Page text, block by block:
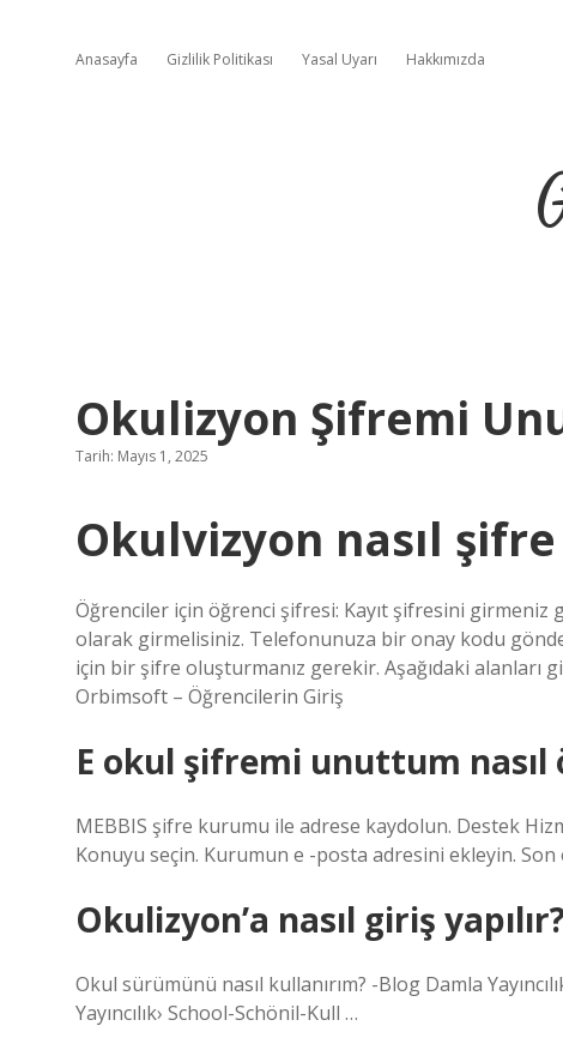
Anasayfa Gizlilik Politikası Yasal Uyarı Hakkımızda
Okulizyon Şifremi
Tarih: Mayıs 1, 2025
Okulvizyon nasıl şifre
Öğrenciler için öğrenci şifresi: Kayıt şifresini girmeniz
olarak girmelisiniz. Telefonunuza bir onay kodu
için bir şifre oluşturmanız gerekir. Aşağıdaki
Orbimsoft – Öğrencilerin Giriş
E okul şifremi unuttum
MEBBIS şifre kurumu ile adrese kaydolun. Destek
Konuyu seçin. Kurumun e -posta adresini ekleyin. Son
Okulizyon’a nasıl giriş
Okul sürümünü nasıl kullanırım? -Blog Damla
Yayıncılık› School-Schönil-Kull …